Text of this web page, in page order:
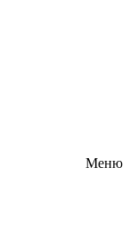
Меню